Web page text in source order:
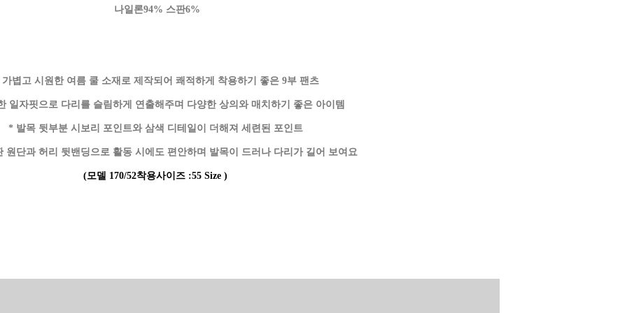
나일론94% 스판6%
볍고 시원한 여름 쿨 소재로 제작되어 쾌적하게 착용하기 좋은 9부 팬츠
일자핏으로 다리를 슬림하게 연출해주며 다양한 상의와 매치하기 좋은 아이템
* 발목 뒷부분 시보리 포인트와 삼색 디테일이 더해져 세련된 포인트
원단과 허리 뒷밴딩으로 활동 시에도 편안하며 발목이 드러나 다리가 길어 보여요
(모델 170/52착용사이즈 :55 Size )